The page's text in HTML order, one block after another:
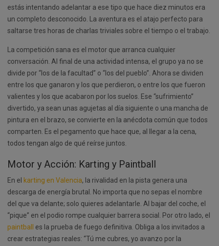
estás intentando adelantar a ese tipo que hace diez minutos era
un completo desconocido. La aventura es el atajo perfecto para
saltarse tres horas de charlas triviales sobre el tiempo o el trabajo.
La competición sana es el motor que arranca cualquier
conversación. Al final de una actividad intensa, el grupo ya no se
divide por “los de la facultad” o “los del pueblo”. Ahora se dividen
entre los que ganaron y los que perdieron, o entre los que fueron
valientes y los que acabaron por los suelos. Ese “sufrimiento”
divertido, ya sean unas agujetas al día siguiente o una mancha de
pintura en el brazo, se convierte en la anécdota común que todos
comparten. Es el pegamento que hace que, al llegar a la cena,
todos tengan algo de qué reírse juntos.
Motor y Acción: Karting y Paintball
En el karting en Valencia, la rivalidad en la pista genera una
descarga de energía brutal. No importa que no sepas el nombre
del que va delante; solo quieres adelantarle. Al bajar del coche, el
“pique” en el podio rompe cualquier barrera social. Por otro lado, el
paintball
es la prueba de fuego definitiva. Obliga a los invitados a
crear estrategias reales: “Tú me cubres, yo avanzo por la